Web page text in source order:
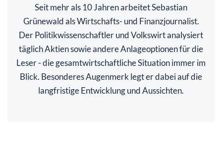
Seit mehr als 10 Jahren arbeitet Sebastian
Grünewald als Wirtschafts- und Finanzjournalist.
Der Politikwissenschaftler und Volkswirt analysiert
täglich Aktien sowie andere Anlageoptionen für die
Leser - die gesamtwirtschaftliche Situation immer im
Blick. Besonderes Augenmerk legt er dabei auf die
langfristige Entwicklung und Aussichten.